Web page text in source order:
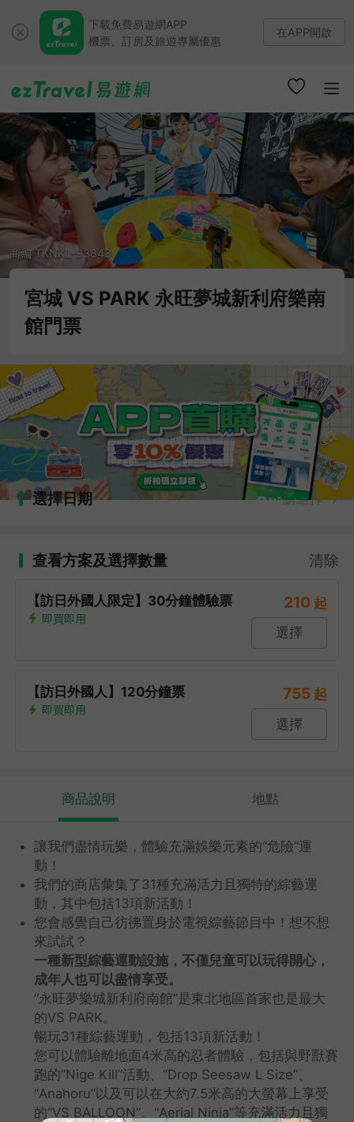
下載免費易遊網APP
機票、訂房及旅遊專屬優惠
在APP開啟
商編 TKNKL-93843
宮城 VS PARK 永旺夢城新利府樂南
館門票
選擇日期 請選擇
查看方案及選擇數量 清除
【訪日外國人限定】30分鐘體驗票
即買即用
210 起
選擇
【訪日外國人】120分鐘票
即買即用
755 起
選擇
商品說明 地點
讓我們盡情玩樂，體驗充滿娛樂元素的“危險”運
動！
我們的商店彙集了31種充滿活力且獨特的綜藝運
動，其中包括13項新活動！
您會感覺自己彷彿置身於電視綜藝節目中！想不想
來試試？
一種新型綜藝運動設施，不僅兒童可以玩得開心，
成年人也可以盡情享受。
“永旺夢樂城新利府南館”是東北地區首家也是最大
的VS PARK。
暢玩31種綜藝運動，包括13項新活動！
您可以體驗離地面4米高的忍者體驗，包括與野獸賽
跑的“Nige Kill”活動、“Drop Seesaw L Size”、
“Anahoru”以及可以在大約7.5米高的大螢幕上享受
的“VS BALLOON”。“Aerial Ninja”等充滿活力且獨